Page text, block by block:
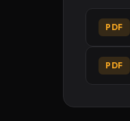
PDF
PDF